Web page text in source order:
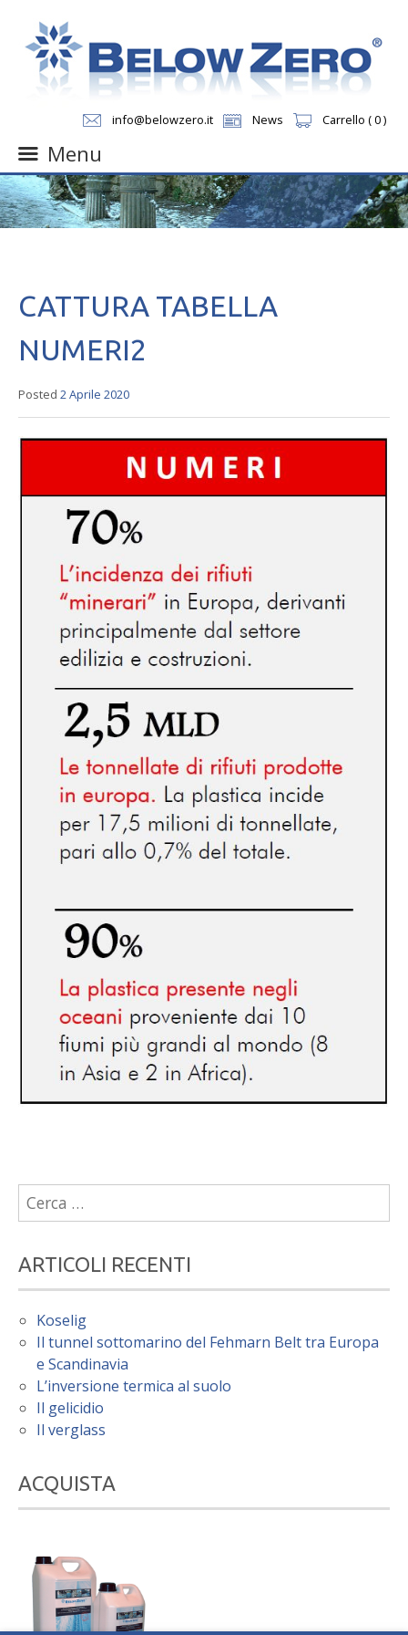
info@belowzero.it News Carrello ( 0 )
Menu
Skip
to
content
CATTURA TABELLA
NUMERI2
Posted 2 Aprile 2020
Ricerca
per:
ARTICOLI RECENTI
Koselig
Il tunnel sottomarino del Fehmarn Belt tra Europa
e Scandinavia
L’inversione termica al suolo
Il gelicidio
Il verglass
ACQUISTA